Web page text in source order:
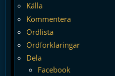
Källa
Kommentera
Ordlista
Ordförklaringar
Dela
Facebook